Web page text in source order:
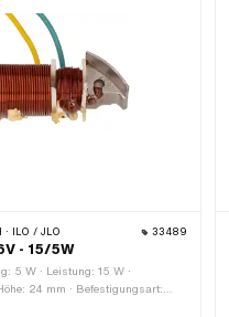
· ILO / JLO 33489
- 15/5W
5 W · Leistung: 15 W ·
24 mm · Befestigungsart:
2 Stk. · Ø